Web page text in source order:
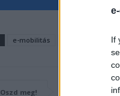
If
e-mobilitás Elektromobilitás
Oszd meg!